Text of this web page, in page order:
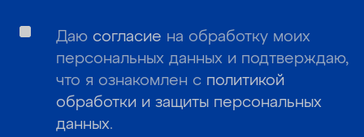
Даю согласие на обработку моих
персональных данных и подтверждаю,
что я ознакомлен с политикой
обработки и защиты персональных
данных.